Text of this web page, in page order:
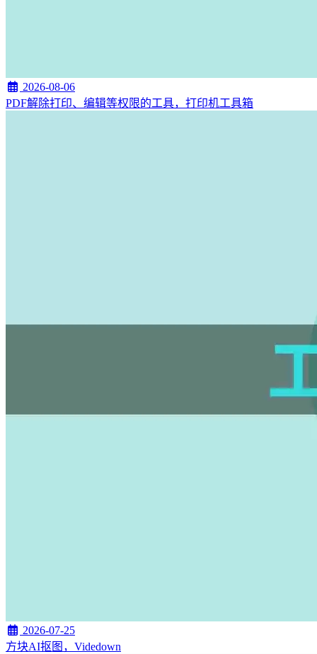
2026-08-06
PDF解除打印、编辑等权限的工具，打印机工具箱
2026-07-25
方块AI抠图，Videdown